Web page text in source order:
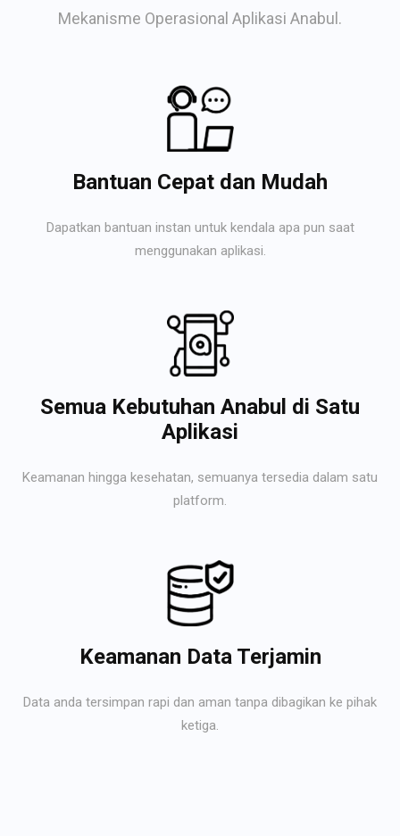
Mekanisme Operasional Aplikasi Anabul.
Bantuan Cepat dan Mudah
Dapatkan bantuan instan untuk kendala apa pun saat
menggunakan aplikasi.
Semua Kebutuhan Anabul di Satu
Aplikasi
Keamanan hingga kesehatan, semuanya tersedia dalam satu
platform.
Keamanan Data Terjamin
Data anda tersimpan rapi dan aman tanpa dibagikan ke pihak
ketiga.